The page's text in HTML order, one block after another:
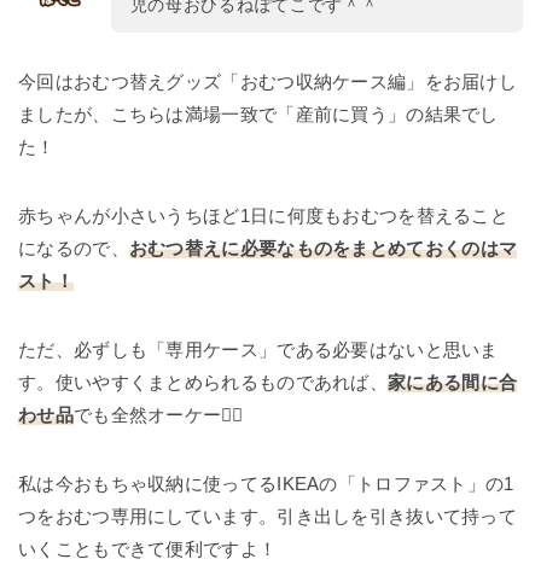
児の母おひるねぽてこです＾＾
今回はおむつ替えグッズ「おむつ収納ケース編」をお届けし
ましたが、こちらは満場一致で「産前に買う」の結果でし
た！
赤ちゃんが小さいうちほど1日に何度もおむつを替えること
になるので、 おむつ替えに必要なものをまとめておくのはマ
スト！
ただ、必ずしも「専用ケース」である必要はないと思いま
す。使いやすくまとめられるものであれば、 家にある間に合
わせ品でも全然オーケー🙆‍♀️
私は今おもちゃ収納に使ってるIKEAの「トロファスト」の1
つをおむつ専用にしています。引き出しを引き抜いて持って
いくこともできて便利ですよ！